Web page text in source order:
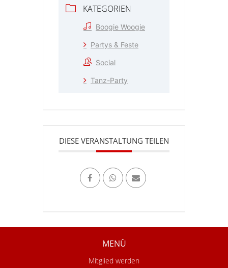
KATEGORIEN
Boogie Woogie
Partys & Feste
Social
Tanz-Party
DIESE VERANSTALTUNG TEILEN
MENÜ
Mitglied werden